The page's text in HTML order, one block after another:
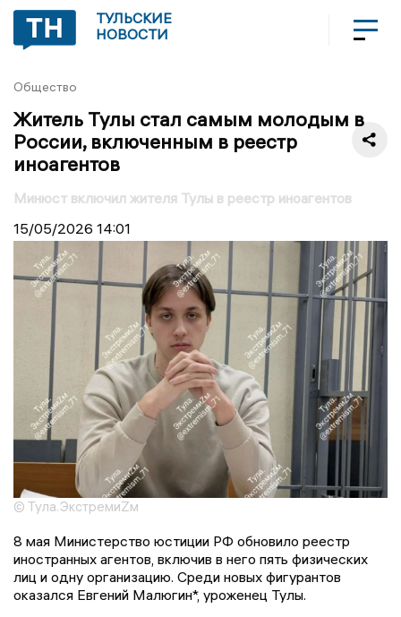
ТУЛЬСКИЕ
НОВОСТИ
Общество
Житель Тулы стал самым молодым в
России, включенным в реестр
иноагентов
Минюст включил жителя Тулы в реестр иноагентов
15/05/2026 14:01
© Тула.ЭкстремиZм
8 мая Министерство юстиции РФ обновило реестр
иностранных агентов, включив в него пять физических
лиц и одну организацию. Среди новых фигурантов
оказался Евгений Малюгин*, уроженец Тулы.